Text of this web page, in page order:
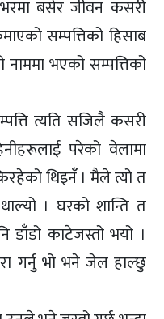
बसेर जीवन कसरी
सम्पत्तिको हिसाब
भएको सम्पत्तिको
त्यति सजिलै कसरी
परेको वेलामा
थिइनँ । मैले त्यो त
। घरको शान्ति त
काटेजस्तो भयो ।
गर्नु भो भने जेल हाल्छु